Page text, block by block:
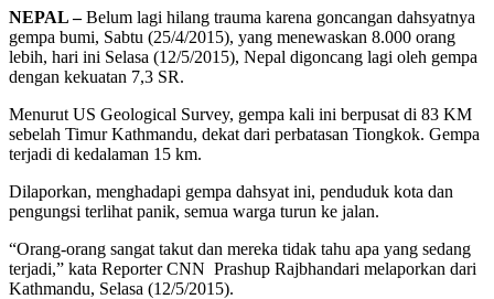
NEPAL –Belum lagi hilang trauma karena goncangan dahsyatnya
gempa bumi, Sabtu (25/4/2015), yang menewaskan 8.000 orang
lebih, hari ini Selasa (12/5/2015), Nepal digoncang lagi oleh gempa
dengan kekuatan 7,3 SR.
Menurut US Geological Survey, gempa kali ini berpusat di 83 KM
sebelah Timur Kathmandu, dekat dari perbatasan Tiongkok. Gempa
terjadi di kedalaman 15 km.
Dilaporkan, menghadapi gempa dahsyat ini, penduduk kota dan
pengungsi terlihat panik, semua warga turun ke jalan.
“Orang-orang sangat takut dan mereka tidak tahu apa yang sedang
terjadi,” kata Reporter CNN Prashup Rajbhandari melaporkan dari
Kathmandu, Selasa (12/5/2015).